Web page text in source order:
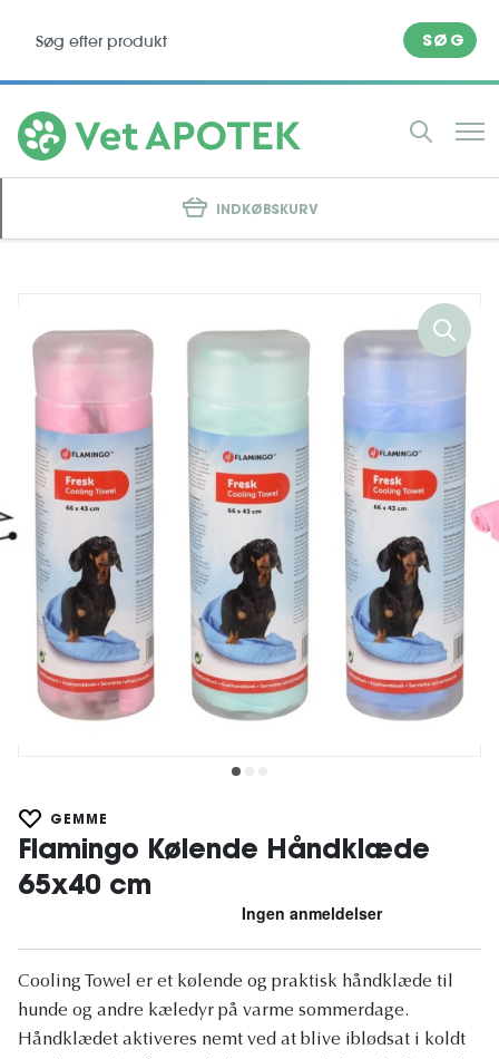
SØG
INDKØBSKURV
GEMME
Flamingo Kølende Håndklæde
65x40 cm
Cooling Towel er et kølende og praktisk håndklæde til
hunde og andre kæledyr på varme sommerdage.
Håndklædet aktiveres nemt ved at blive iblødsat i koldt